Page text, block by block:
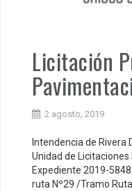
Licitación
2 agosto, 2019
Intendencia de Rivera
Unidad de
Expediente 2019-
ruta Nº29 /Tramo